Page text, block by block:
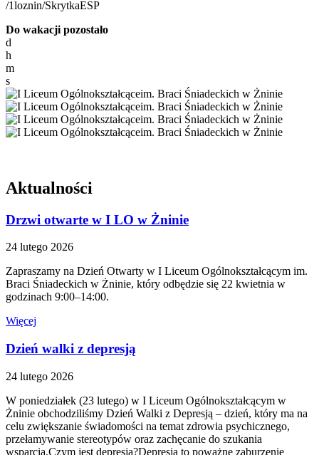
/1loznin/SkrytkaESP
Do wakacji pozostało
d
h
m
s
Aktualności
Drzwi otwarte w I LO w Żninie
24 lutego 2026
Zapraszamy na Dzień Otwarty w I Liceum Ogólnokształcącym im.
Braci Śniadeckich w Żninie, który odbędzie się 22 kwietnia w
godzinach 9:00–14:00.
Więcej
Dzień walki z depresją
24 lutego 2026
W poniedziałek (23 lutego) w I Liceum Ogólnokształcącym w
Żninie obchodziliśmy Dzień Walki z Depresją – dzień, który ma na
celu zwiększanie świadomości na temat zdrowia psychicznego,
przełamywanie stereotypów oraz zachęcanie do szukania
wsparcia.Czym jest depresja?Depresja to poważne zaburzenie